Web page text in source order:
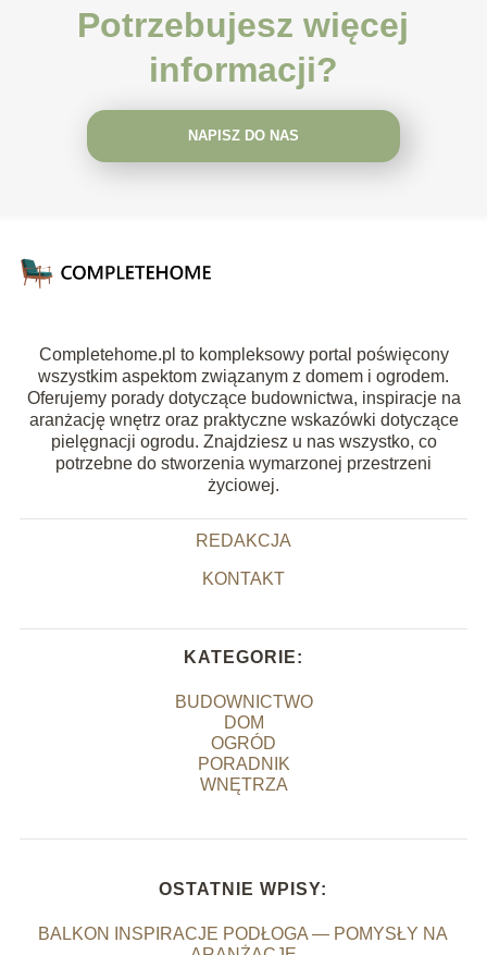
Potrzebujesz więcej
informacji?
NAPISZ DO NAS
Completehome.pl to kompleksowy portal poświęcony
wszystkim aspektom związanym z domem i ogrodem.
Oferujemy porady dotyczące budownictwa, inspiracje na
aranżację wnętrz oraz praktyczne wskazówki dotyczące
pielęgnacji ogrodu. Znajdziesz u nas wszystko, co
potrzebne do stworzenia wymarzonej przestrzeni
życiowej.
REDAKCJA
KONTAKT
KATEGORIE:
BUDOWNICTWO
DOM
OGRÓD
PORADNIK
WNĘTRZA
OSTATNIE WPISY:
BALKON INSPIRACJE PODŁOGA — POMYSŁY NA